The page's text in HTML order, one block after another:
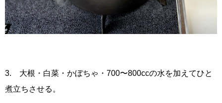
3. 大根・白菜・かぼちゃ・700〜800ccの水を加えてひと
煮立ちさせる。